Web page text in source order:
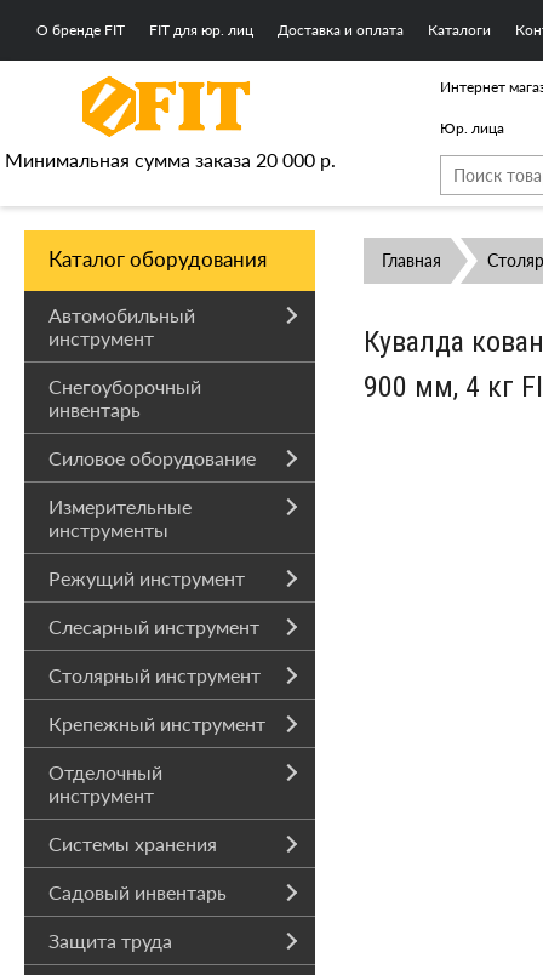
О бренде FIT FIT для юр. лиц Доставка и оплата Каталоги
Минимальная сумма заказа 20 000 р.
Интернет
Юр. лица
Каталог оборудования
Автомобильный
инструмент
Снегоуборочный
инвентарь
Силовое оборудование
Измерительные
инструменты
Режущий инструмент
Слесарный инструмент
Столярный инструмент
Крепежный инструмент
Отделочный
инструмент
Системы хранения
Садовый инвентарь
Защита труда
Главная
Кувалда
900 мм, 4 кг